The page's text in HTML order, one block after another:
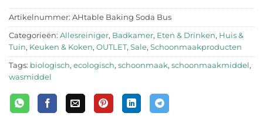
Artikelnummer: AHtable Baking Soda Bus
Categorieën: Allesreiniger, Badkamer, Eten & Drinken, Huis &
Tuin, Keuken & Koken, OUTLET, Sale, Schoonmaakproducten
Tags: biologisch, ecologisch, schoonmaak, schoonmaakmiddel,
wasmiddel